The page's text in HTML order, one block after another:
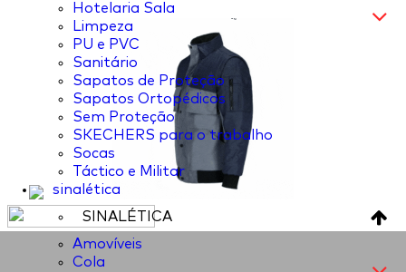
Hotelaria Sala
Limpeza
PU e PVC
Sanitário
Sapatos de Proteção
Sapatos Ortopédicos
Sem Proteção
SKECHERS para o trabalho
Socas
Táctico e Militar
sinalética
SINALÉTICA
Amovíveis
Cola